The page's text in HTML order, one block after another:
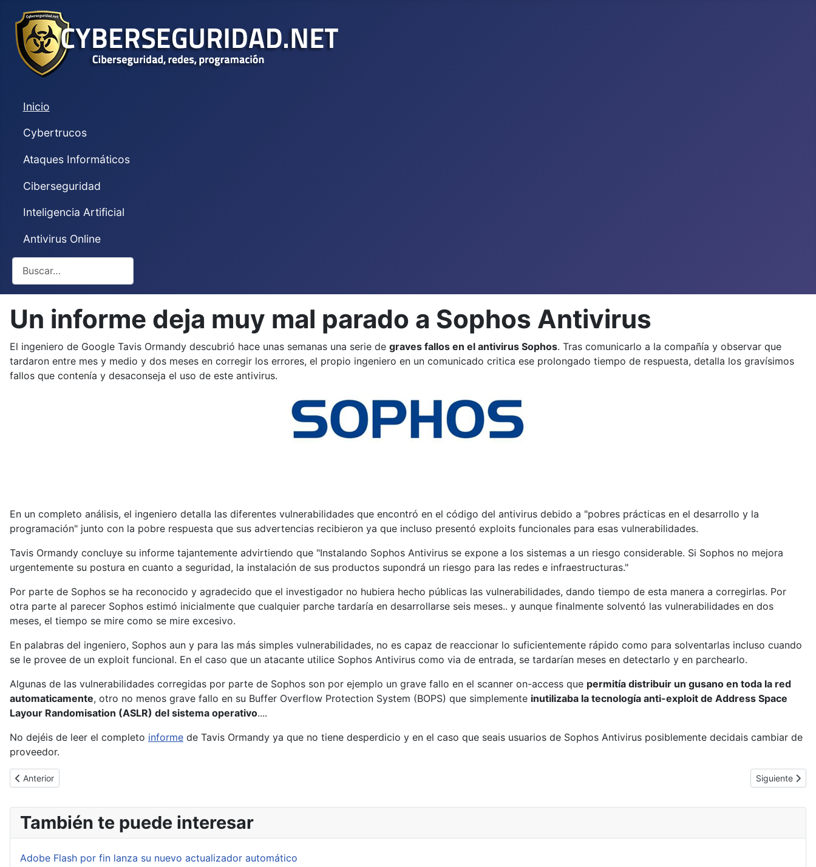
Inicio
Cybertrucos
Ataques Informáticos
Ciberseguridad
Inteligencia Artificial
Antivirus Online
Buscar
Un informe deja muy mal parado a Sophos Antivirus
El ingeniero de Google Tavis Ormandy descubrió hace unas semanas una serie de graves fallos en el antivirus Sophos. Tras comunicarlo a la compañía y observar que
tardaron entre mes y medio y dos meses en corregir los errores, el propio ingeniero en un comunicado critica ese prolongado tiempo de respuesta, detalla los gravísimos
fallos que contenía y desaconseja el uso de este antivirus.
En un completo análisis, el ingeniero detalla las diferentes vulnerabilidades que encontró en el código del antivirus debido a "pobres prácticas en el desarrollo y la
programación" junto con la pobre respuesta que sus advertencias recibieron ya que incluso presentó exploits funcionales para esas vulnerabilidades.
Tavis Ormandy concluye su informe tajantemente advirtiendo que "Instalando Sophos Antivirus se expone a los sistemas a un riesgo considerable. Si Sophos no mejora
urgentemente su postura en cuanto a seguridad, la instalación de sus productos supondrá un riesgo para las redes e infraestructuras."
Por parte de Sophos se ha reconocido y agradecido que el investigador no hubiera hecho públicas las vulnerabilidades, dando tiempo de esta manera a corregirlas. Por
otra parte al parecer Sophos estimó inicialmente que cualquier parche tardaría en desarrollarse seis meses.. y aunque finalmente solventó las vulnerabilidades en dos
meses, el tiempo se mire como se mire excesivo.
En palabras del ingeniero, Sophos aun y para las más simples vulnerabilidades, no es capaz de reaccionar lo suficientemente rápido como para solventarlas incluso cuando
se le provee de un exploit funcional. En el caso que un atacante utilice Sophos Antivirus como via de entrada, se tardarían meses en detectarlo y en parchearlo.
Algunas de las vulnerabilidades corregidas por parte de Sophos son por ejemplo un grave fallo en el scanner on-access que permitía distribuir un gusano en toda la red
automaticamente, otro no menos grave fallo en su Buffer Overflow Protection System (BOPS) que simplemente inutilizaba la tecnología anti-exploit de Address Space
Layour Randomisation (ASLR) del sistema operativo....
No dejéis de leer el completo informe de Tavis Ormandy ya que no tiene desperdicio y en el caso que seais usuarios de Sophos Antivirus posiblemente decidais cambiar de
proveedor.
Artículo anterior: Parche para Cisco TACACS+ Authentication Bypass
Anterior Artículo
Siguiente
También te puede interesar
Adobe Flash por fin lanza su nuevo actualizador automático